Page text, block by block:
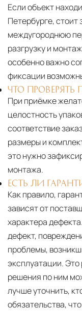
Если объект
Петербурге, стоит
междугороднюю
разгрузку и
особенно важно
фиксации
ЧТО ПРОВЕРЯТЬ
При приёмке
целостность
соответствие
размеры и
это нужно
монтажа.
ЕСТЬ ЛИ
Как правило,
зависят от
характера
дефект,
проблемы,
эксплуатации.
решения по ним
лучше уточнить,
обязательства,